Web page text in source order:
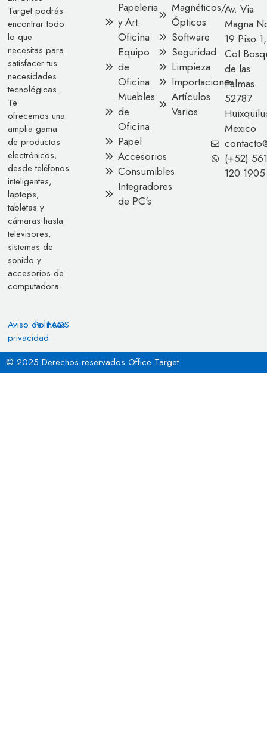
Target podrás
encontrar todo
lo que
necesitas para
satisfacer tus
necesidades
tecnológicas.
Te
ofrecemos una
amplia gama
de productos
electrónicos,
desde teléfonos
inteligentes,
laptops,
tabletas y
cámaras hasta
televisores,
sistemas de
sonido y
accesorios de
computadora.
Aviso de
privacidad
Políticas
FAQS
Papeleria
y Art.
Oficina
Equipo
de
Oficina
Muebles
de
Oficina
Papel
Accesorios
Consumibles
Integradores
de PC's
Magnéticos/
Ópticos
Software
Seguridad
Limpieza
Importaciones
Artículos
Varios
Av. Via
Magna
19 Piso 1,
Col
de las
Palmas
52787
Mexico
(+52) 561
120 1905
© 2025 Derechos reservados Office Target